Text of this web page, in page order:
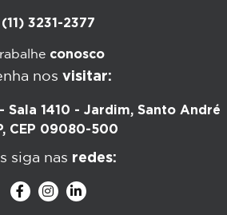
(11) 3231-2377
conosco
nos visitar:
Sala 1410 - Jardim, Santo André
CEP 09080-500
siga nas redes: